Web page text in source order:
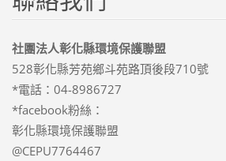
社團法人彰化縣環境保護聯盟
528彰化縣芳苑鄉斗苑路頂後段710號
*電話：04-8986727
*facebook粉絲：
彰化縣環境保護聯盟
@CEPU7764467